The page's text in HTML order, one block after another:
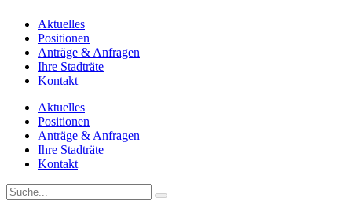
Aktuelles
Positionen
Anträge & Anfragen
Ihre Stadträte
Kontakt
Aktuelles
Positionen
Anträge & Anfragen
Ihre Stadträte
Kontakt